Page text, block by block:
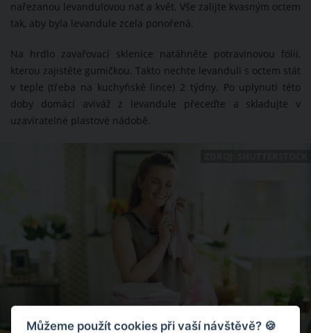
nařezanou levandulovou nať a květ. Vše zalijte kvasným octem
tak, aby byla levandule zcela ponořená.
Na hrdlo zavařovací sklenice natáhněte potravinovou fólii,
kterou zajistěte gumičkou. Takto nechte levanduli s octem stát
v teple (třeba na kuchyňské lince) 2 týdny. Po uplynutí této
doby domácí aviváž z levandule přeceďte a skladujte v
uzavíratelné plastové nádobě.
Můžeme použít cookies při vaší návštěvě? 🍪